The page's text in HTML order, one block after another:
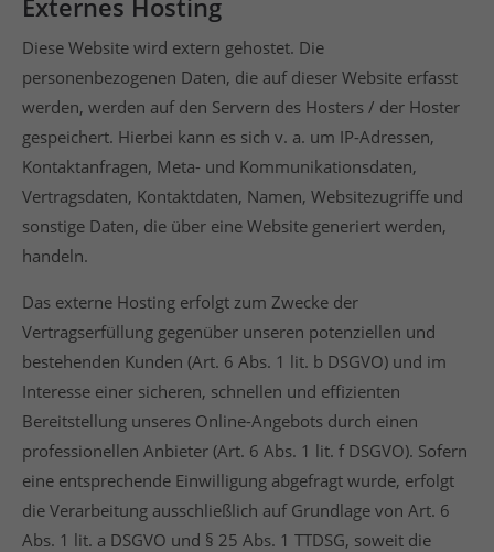
Externes Hosting
Diese Website wird extern gehostet. Die
personenbezogenen Daten, die auf dieser Website erfasst
werden, werden auf den Servern des Hosters / der Hoster
gespeichert. Hierbei kann es sich v. a. um IP-Adressen,
Kontaktanfragen, Meta- und Kommunikationsdaten,
Vertragsdaten, Kontaktdaten, Namen, Websitezugriffe und
sonstige Daten, die über eine Website generiert werden,
handeln.
Das externe Hosting erfolgt zum Zwecke der
Vertragserfüllung gegenüber unseren potenziellen und
bestehenden Kunden (Art. 6 Abs. 1 lit. b DSGVO) und im
Interesse einer sicheren, schnellen und effizienten
Bereitstellung unseres Online-Angebots durch einen
professionellen Anbieter (Art. 6 Abs. 1 lit. f DSGVO). Sofern
eine entsprechende Einwilligung abgefragt wurde, erfolgt
die Verarbeitung ausschließlich auf Grundlage von Art. 6
Abs. 1 lit. a DSGVO und § 25 Abs. 1 TTDSG, soweit die